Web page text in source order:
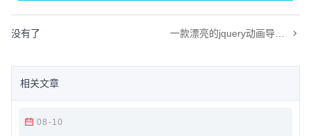
没有了 一款漂亮的jquery动画导航效果,带二级下拉菜单
相关文章
08-10